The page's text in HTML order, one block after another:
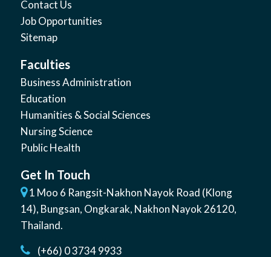
Contact Us
Job Opportunities
Sitemap
Faculties
Business Administration
Education
Humanities & Social Sciences
Nursing Science
Public Health
Get In Touch
1 Moo 6 Rangsit-Nakhon Nayok Road (Klong
14), Bungsan, Ongkarak, Nakhon Nayok 26120,
Thailand.
(+66) 0 3734 9933